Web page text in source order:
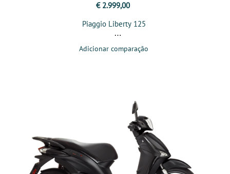
€ 2.999,00
Piaggio Liberty 125
Adicionar comparação